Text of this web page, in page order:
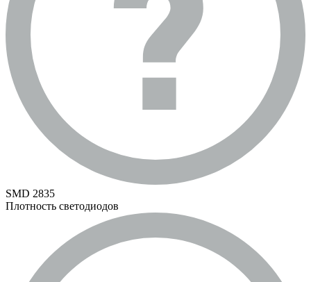
SMD 2835
Плотность светодиодов